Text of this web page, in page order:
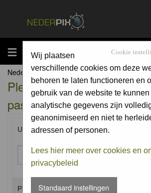
MENU Cookie
Wij plaatsen
verschillende cookies om deze
behoren te laten functioneren en
gebruik van de website te
analytische gegevens zijn
geanonimiseerd en niet te
adressen of personen.
Lees hier meer over cookies en
privacybeleid
Standaard instellingen
Nederpix.nl Forum Index
Please enter your
password to log in.
Username:
Password: